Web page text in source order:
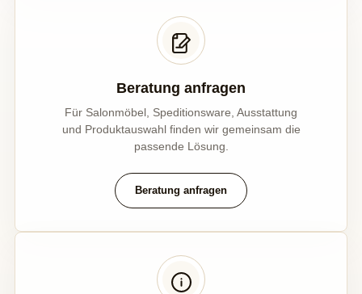
Beratung anfragen
Für Salonmöbel, Speditionsware, Ausstattung
und Produktauswahl finden wir gemeinsam die
passende Lösung.
Beratung anfragen